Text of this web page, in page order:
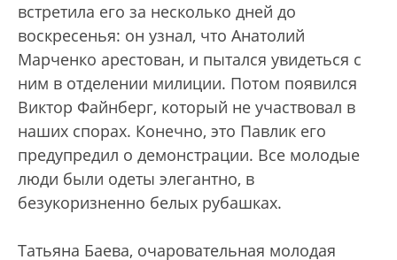
встретила его за несколько дней до
воскресенья: он узнал, что Анатолий
Марченко арестован, и пытался увидеться с
ним в отделении милиции. Потом появился
Виктор Файнберг, который не участвовал в
наших спорах. Конечно, это Павлик его
предупредил о демонстрации. Все молодые
люди были одеты элегантно, в
безукоризненно белых рубашках.
Татьяна Баева, очаровательная молодая